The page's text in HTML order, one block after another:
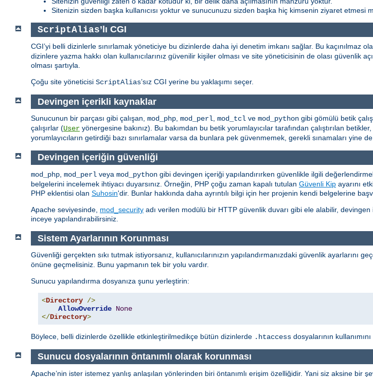
Sitenizin sizden başka kullanıcısı yoktur ve sunucunuzu sizden başka hiç kimsenin ziyaret etmesi
ScriptAlias’lı CGI
CGI’yi belli dizinlerle sınırlamak yöneticiye bu dizinlerde daha iyi denetim imkanı sağlar. Bu kaçınılmaz
dizinlere yazma hakkı olan kullanıcılarınız güvenilir kişiler olması ve site yöneticisinin de olası güvenlik
olması şartıyla.
Çoğu site yöneticisi ScriptAlias’sız CGI yerine bu yaklaşımı seçer.
Devingen içerikli kaynaklar
Sunucunun bir parçası gibi çalışan, mod_php, mod_perl, mod_tcl ve mod_python gibi gömülü betik
çalışırlar (User yönergesine bakınız). Bu bakımdan bu betik yorumlayıcılar tarafından çalıştırılan
yorumlayıcıların getirdiği bazı sınırlamalar varsa da bunlara pek güvenmemek, gerekli sınamaları yine
Devingen içeriğin güvenliği
mod_php mod_perl veya mod_python gibi devingen içeriği yapılandırırken güvenlikle ilgili
belgelerini incelemek ihtiyacı duyarsınız. Örneğin, PHP çoğu zaman kapalı tutulan Güvenli Kip ayarını
PHP eklentisi olan Suhosin'dir. Bunlar hakkında daha ayrıntılı bilgi için her projenin kendi belgelerine
Apache seviyesinde, mod_security adı verilen modülü bir HTTP güvenlik duvarı gibi ele alabilir,
inceye yapılandırabilirsiniz.
Sistem Ayarlarının Korunması
Güvenliği gerçekten sıkı tutmak istiyorsanız, kullanıcılarınızın yapılandırmanızdaki güvenlik ayarlarını
önüne geçmelisiniz. Bunu yapmanın tek bir yolu vardır.
Sunucu yapılandırma dosyanıza şunu yerleştirin:
<Directory />
AllowOverride None
</Directory>
Böylece, belli dizinlerde özellikle etkinleştirilmedikçe bütün dizinlerde .htaccess dosyalarının
Sunucu dosyalarının öntanımlı olarak korunması
Apache’nin ister istemez yanlış anlaşılan yönlerinden biri öntanımlı erişim özelliğidir. Yani siz aksine bir